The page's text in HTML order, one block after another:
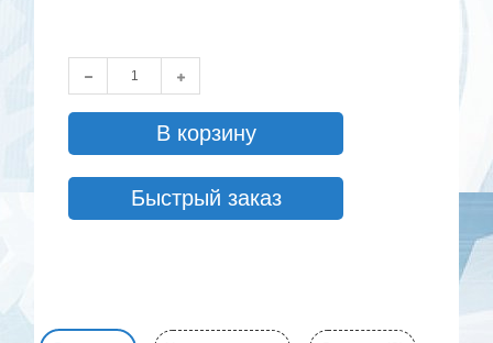
В корзину
Быстрый заказ